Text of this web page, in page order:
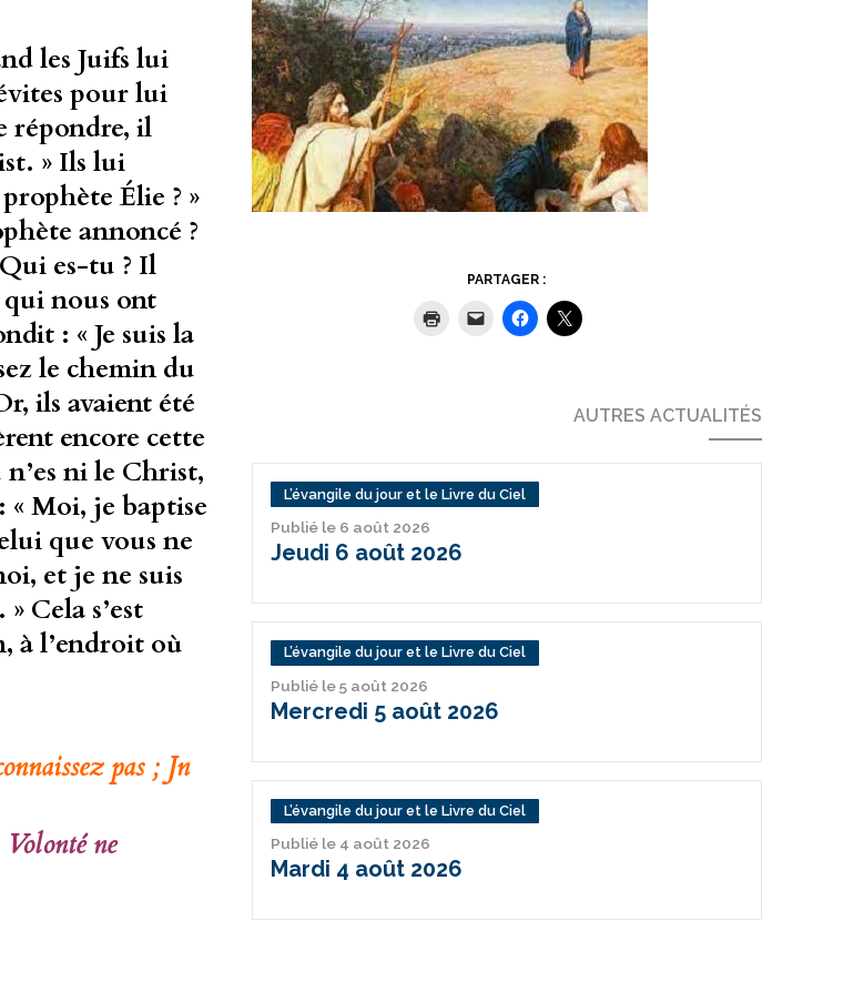
les Juifs lui
pour lui
répondre, il
» Ils lui
Élie ? »
annoncé ?
es-tu ? Il
nous ont
: « Je suis la
le chemin du
ils avaient été
encore cette
ni le Christ,
« Moi, je baptise
que vous ne
et je ne suis
Cela s’est
à l’endroit où
pas ; Jn
ne
PARTAGER :
AUTRES ACTUALITÉS
L’évangile du jour et le Livre du Ciel
Publié le 6 août 2026
Jeudi 6 août 2026
L’évangile du jour et le Livre du Ciel
Publié le 5 août 2026
Mercredi 5 août 2026
L’évangile du jour et le Livre du Ciel
Publié le 4 août 2026
Mardi 4 août 2026